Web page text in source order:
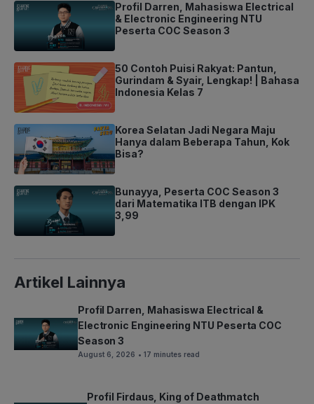
Profil Darren, Mahasiswa Electrical
& Electronic Engineering NTU
Peserta COC Season 3
50 Contoh Puisi Rakyat: Pantun,
Gurindam & Syair, Lengkap! | Bahasa
Indonesia Kelas 7
Korea Selatan Jadi Negara Maju
Hanya dalam Beberapa Tahun, Kok
Bisa?
Bunayya, Peserta COC Season 3
dari Matematika ITB dengan IPK
3,99
Artikel Lainnya
Profil Darren, Mahasiswa Electrical &
Electronic Engineering NTU Peserta COC
Season 3
August 6, 2026 • 17 minutes read
Profil Firdaus, King of Deathmatch